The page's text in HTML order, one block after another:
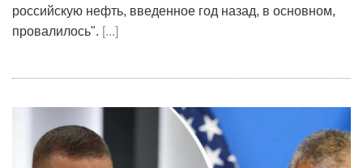
российскую нефть, введенное год назад, в основном,
провалилось". [...]